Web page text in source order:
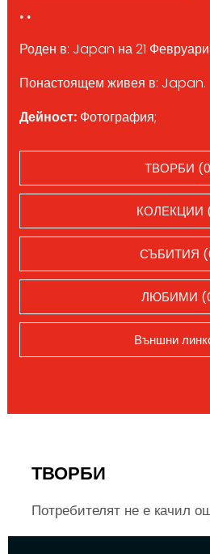
. .
Роден в: Japan на 21 Февруари
Понастоящем живея в: Japan.
Дейност:Фотография;
ТВОРБИ
КОЛЕКЦИИ
СЪБИТИЯ
ЛЮБИМИ
Външни
ТВОРБИ
Потребителят не е качил